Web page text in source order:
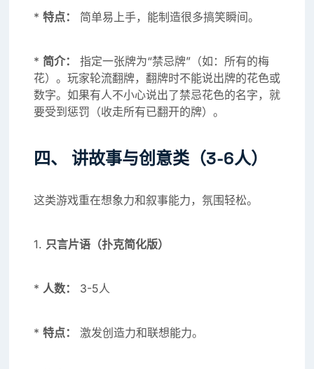
* 特点： 简单易上手，能制造很多搞笑瞬间。
* 简介：
指定一张牌为“禁忌牌”（如：所有的梅
花）。玩家轮流翻牌，翻牌时不能说出牌的花色或
数字。如果有人不小心说出了禁忌花色的名字，就
要受到惩罚（收走所有已翻开的牌）。
四、 讲故事与创意类（3-6人）
这类游戏重在想象力和叙事能力，氛围轻松。
1. 只言片语（扑克简化版）
* 人数： 3-5人
* 特点： 激发创造力和联想能力。